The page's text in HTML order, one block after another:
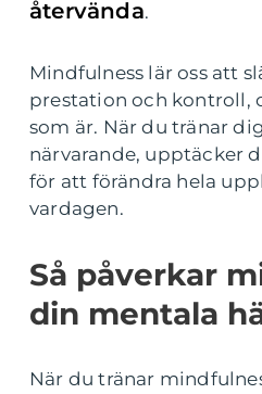
återvända.
Mindfulness lär oss att
prestation och kontroll,
som är. När du tränar
närvarande, upptäcker
för att förändra hela
vardagen.
Så påverkar
din mentala
När du tränar